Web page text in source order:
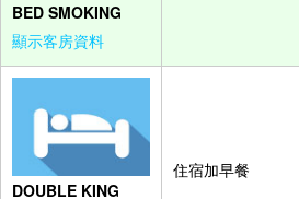
BED SMOKING
顯示客房資料
DOUBLE KING
住宿加早餐